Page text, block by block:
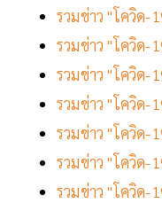
รวมข่าว "โควิด
รวมข่าว "โควิด
รวมข่าว "โควิด
รวมข่าว "โควิด
รวมข่าว "โควิด
รวมข่าว "โควิด
รวมข่าว "โควิด